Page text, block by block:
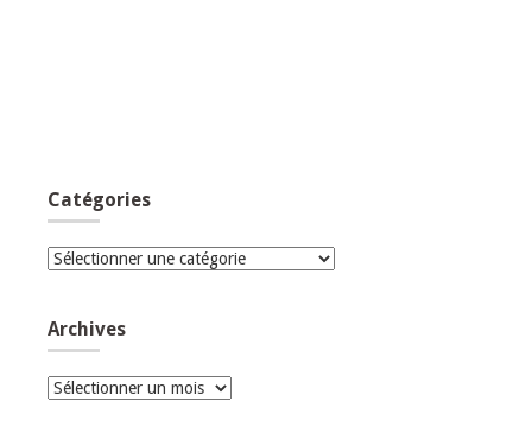
Catégories
Catégories
Archives
Archives